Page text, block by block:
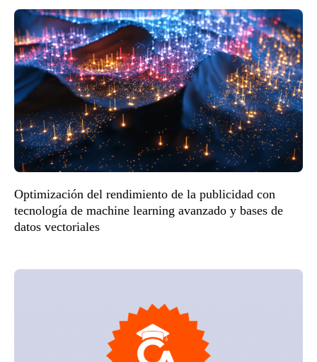
Optimización del rendimiento de la publicidad con
tecnología de machine learning avanzado y bases de
datos vectoriales